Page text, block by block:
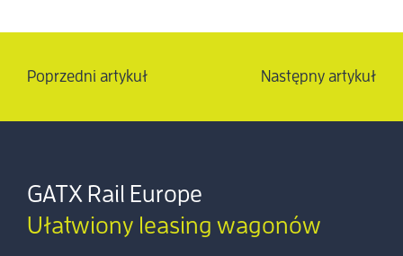
Poprzedni artykuł Następny artykuł
GATX Rail Europe
Ułatwiony leasing wagonów